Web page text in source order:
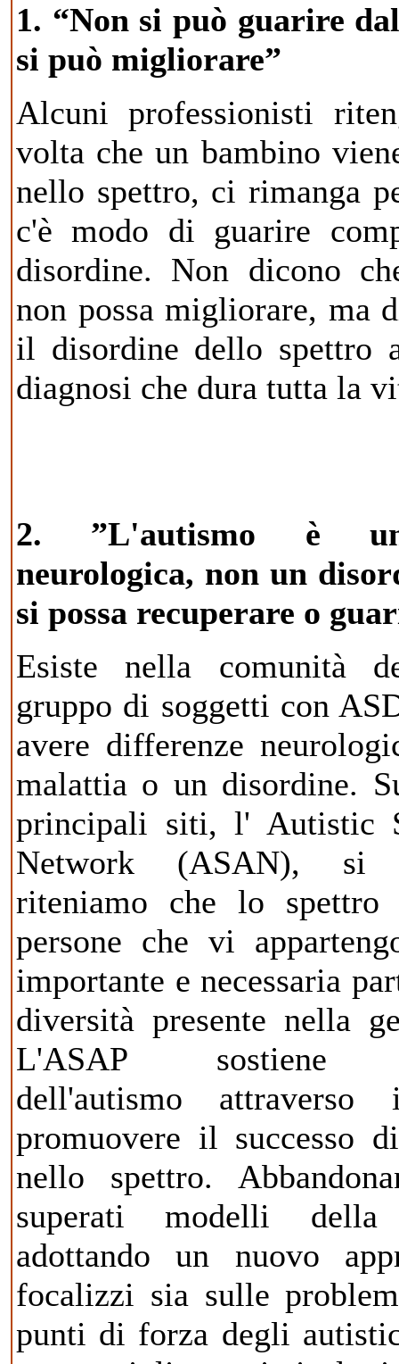
1. “Non si può guarire
si può migliorare”
Alcuni professionisti
volta che un bambino
nello spettro, ci rimanga
c'è modo di guarire
disordine. Non dicono
non possa migliorare, ma
il disordine dello spettro
diagnosi che dura tutta la
2. ”L'autismo è
neurologica, non un
si possa recuperare o
Esiste nella comunità
gruppo di soggetti con
avere differenze
malattia o un disordine.
principali siti, l' Autistic
Network (ASAN), si
riteniamo che lo
persone che vi
importante e necessaria
diversità presente nella
L'ASAP sostiene
dell'autismo attraverso
promuovere il successo
nello spettro.
superati modelli
adottando un nuovo
focalizzi sia sulle
punti di forza degli